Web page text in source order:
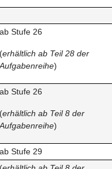
ab Stufe 26
(erhältlich ab Teil 28 der
Aufgabenreihe)
ab Stufe 26
(erhältlich ab Teil 8 der
Aufgabenreihe)
ab Stufe 29